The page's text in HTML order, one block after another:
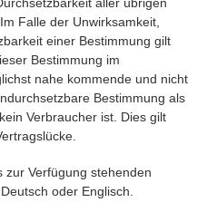
Falle der Unwirksamkeit,
einer Bestimmung gilt
Bestimmung im
nahe kommende und nicht
Bestimmung als
Verbraucher ist. Dies gilt
zur Verfügung stehenden
oder Englisch.